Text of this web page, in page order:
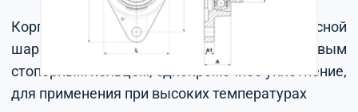
Корпус из серого чугуна, радиальный корпусной
шарикоподшипник с эксцентриковым
стопорным кольцом, однокромочное уплотнение,
для применения при высоких температурах